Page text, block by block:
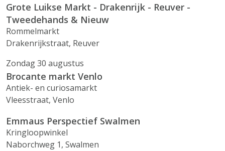
Grote Luikse Markt - Drakenrijk - Reuver -
Tweedehands & Nieuw
Rommelmarkt
Drakenrijkstraat, Reuver
Zondag 30 augustus
Brocante markt Venlo
Antiek- en curiosamarkt
Vleesstraat, Venlo
Emmaus Perspectief Swalmen
Kringloopwinkel
Naborchweg 1, Swalmen